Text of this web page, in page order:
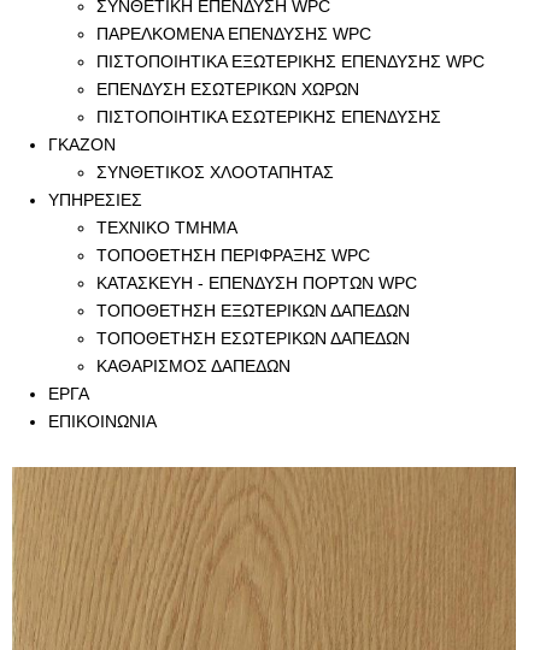
ΣΥΝΘΕΤΙΚΗ ΕΠΕΝΔΥΣΗ WPC
ΠΑΡΕΛΚΟΜΕΝΑ ΕΠΕΝΔΥΣΗΣ WPC
ΠΙΣΤΟΠΟΙΗΤΙΚΑ ΕΞΩΤΕΡΙΚΗΣ ΕΠΕΝΔΥΣΗΣ WPC
ΕΠΕΝΔΥΣΗ ΕΣΩΤΕΡΙΚΩΝ ΧΩΡΩΝ
ΠΙΣΤΟΠΟΙΗΤΙΚΑ ΕΣΩΤΕΡΙΚΗΣ ΕΠΕΝΔΥΣΗΣ
ΓΚΑΖΟΝ
ΣΥΝΘΕΤΙΚΟΣ ΧΛΟΟΤΑΠΗΤΑΣ
ΥΠΗΡΕΣΙΕΣ
ΤΕΧΝΙΚΟ ΤΜΗΜΑ
ΤΟΠΟΘΕΤΗΣΗ ΠΕΡΙΦΡΑΞΗΣ WPC
ΚΑΤΑΣΚΕΥΗ - ΕΠΕΝΔΥΣΗ ΠΟΡΤΩΝ WPC
ΤΟΠΟΘΕΤΗΣΗ ΕΞΩΤΕΡΙΚΩΝ ΔΑΠΕΔΩΝ
ΤΟΠΟΘΕΤΗΣΗ ΕΣΩΤΕΡΙΚΩΝ ΔΑΠΕΔΩΝ
ΚΑΘΑΡΙΣΜΟΣ ΔΑΠΕΔΩΝ
ΕΡΓΑ
ΕΠΙΚΟΙΝΩΝΙΑ